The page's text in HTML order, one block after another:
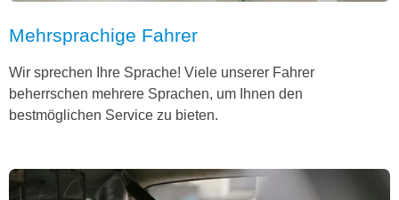
Mehrsprachige Fahrer
Wir sprechen Ihre Sprache! Viele unserer Fahrer
beherrschen mehrere Sprachen, um Ihnen den
bestmöglichen Service zu bieten.